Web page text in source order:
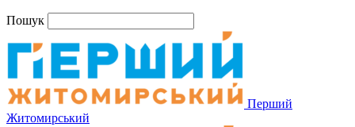
Пошук
Перший
Житомирський